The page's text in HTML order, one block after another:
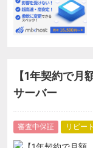
【1年契約で
サーバー
審査中保証 リピー